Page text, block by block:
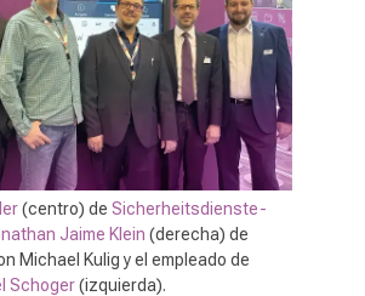
(centro) de Sicherheitsdienste-
Jaime Klein (derecha) de
Michael Kulig y el empleado de
Schoger(izquierda).